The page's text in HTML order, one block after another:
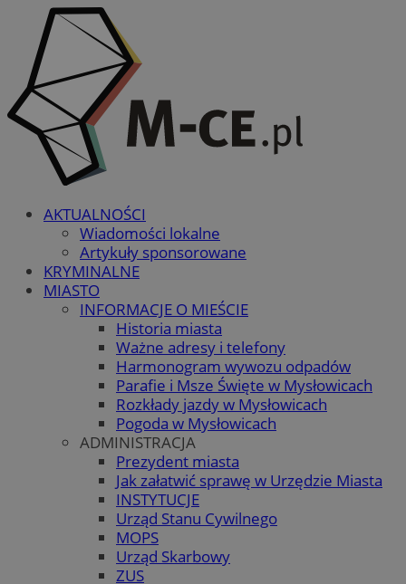
AKTUALNOŚCI
Wiadomości lokalne
Artykuły sponsorowane
KRYMINALNE
MIASTO
INFORMACJE O MIEŚCIE
Historia miasta
Ważne adresy i telefony
Harmonogram wywozu odpadów
Parafie i Msze Święte w Mysłowicach
Rozkłady jazdy w Mysłowicach
Pogoda w Mysłowicach
ADMINISTRACJA
Prezydent miasta
Jak załatwić sprawę w Urzędzie Miasta
INSTYTUCJE
Urząd Stanu Cywilnego
MOPS
Urząd Skarbowy
ZUS